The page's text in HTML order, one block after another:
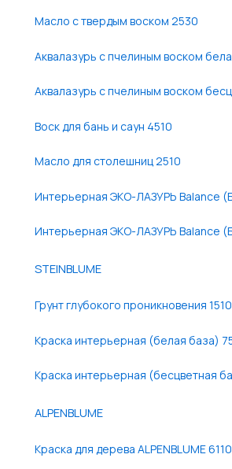
Масло с твердым воском 2530
Аквалазурь с пчелиным воском
Аквалазурь с пчелиным воском
Воск для бань и саун 4510
Масло для столешниц 2510
Интерьерная ЭКО-ЛАЗУРЬ Balance
Интерьерная ЭКО-ЛАЗУРЬ Balance
STEINBLUME
Грунт глубокого проникновения 1510
Краска интерьерная (белая база)
Краска интерьерная (бесцветная
ALPENBLUME
Краска для дерева ALPENBLUME 6110